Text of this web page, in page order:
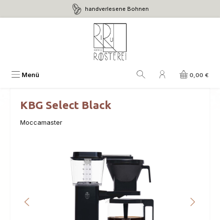
Zum Hauptinhalt springen handverlesene Bohnen
Menü 0,00 €
KBG Select Black
Moccamaster
Bildergalerie überspringen